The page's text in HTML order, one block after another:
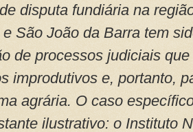
disputa fundiária na
São João da Barra tem
de processos judiciais
improdutivos e, portanto,
agrária. O caso
ilustrativo: o Instituto